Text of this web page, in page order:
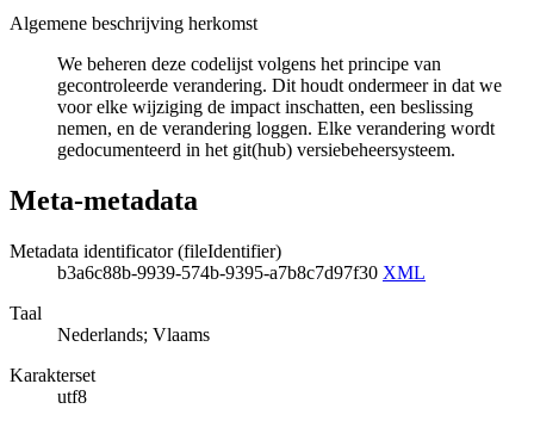
Algemene beschrijving herkomst
We beheren deze codelijst volgens het principe van
gecontroleerde verandering. Dit houdt ondermeer in dat we
voor elke wijziging de impact inschatten, een beslissing
nemen, en de verandering loggen. Elke verandering wordt
gedocumenteerd in het git(hub) versiebeheersysteem.
Meta-metadata
Metadata identificator (fileIdentifier)
b3a6c88b-9939-574b-9395-a7b8c7d97f30 XML
Taal
Nederlands; Vlaams
Karakterset
utf8